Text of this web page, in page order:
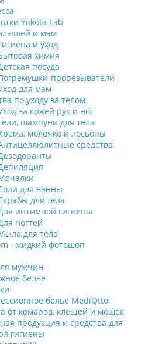
Yokota Lab
и мам
и уход
химия
посуда
прорезыватели
для мам
по уходу за телом
за кожей рук и ног
шампуни для тела
молочко и лосьоны
средства
для ванны
для тела
интимной гигиены
ногтей
для тела
- жидкий фотошоп
мужчин
белье
белье MediQtto
от комаров, клещей и мошек
продукция и средства для
гигиены